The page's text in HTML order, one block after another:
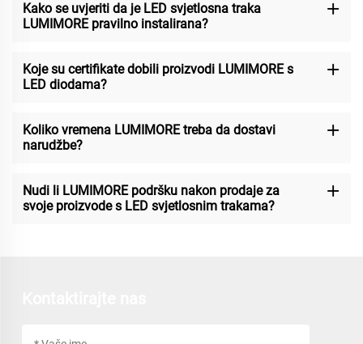
Kako se uvjeriti da je LED svjetlosna traka
LUMIMORE pravilno instalirana?
Koje su certifikate dobili proizvodi LUMIMORE s
LED diodama?
Koliko vremena LUMIMORE treba da dostavi
narudžbe?
Nudi li LUMIMORE podršku nakon prodaje za
svoje proizvode s LED svjetlosnim trakama?